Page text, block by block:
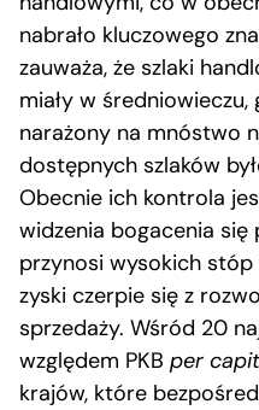
nabrało kluczowego
zauważa, że szlaki
miały w
narażony na mnóstwo
dostępnych szlaków
Obecnie ich kontrola
widzenia bogacenia
przynosi wysokich stóp
zyski czerpie się z
sprzedaży. Wśród 20
względem PKB per
krajów, które